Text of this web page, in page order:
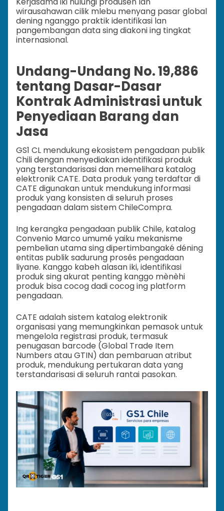
wirausahawan cilik mlebu menyang pasar global
dening nganggo praktik identifikasi lan
pangembangan data sing diakoni ing tingkat
internasional.
Undang-Undang No. 19,886
tentang Dasar-Dasar
Kontrak Administrasi untuk
Penyediaan Barang dan
Jasa
GS1 CL mendukung ekosistem pengadaan publik
Chili dengan menyediakan identifikasi produk
yang terstandarisasi dan memelihara katalog
elektronik CATE. Data produk yang terdaftar di
CATE digunakan untuk mendukung informasi
produk yang konsisten di seluruh proses
pengadaan dalam sistem ChileCompra.
Ing kerangka pengadaan publik Chile, katalog
Convenio Marco umumé yaiku mekanisme
pembelian utama sing dipertimbangaké déning
entitas publik sadurung prosés pengadaan
liyane. Kanggo kabeh alasan iki, identifikasi
produk sing akurat penting kanggo mènèhi
produk bisa cocog dadi cocog ing platform
pengadaan.
CATE adalah sistem katalog elektronik
organisasi yang memungkinkan pemasok untuk
mengelola registrasi produk, termasuk
penugasan barcode (Global Trade Item
Numbers atau GTIN) dan pembaruan atribut
produk, mendukung pertukaran data yang
terstandarisasi di seluruh rantai pasokan.